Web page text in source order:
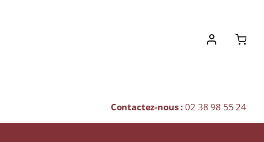
Contactez-nous :02 38 98 55 24